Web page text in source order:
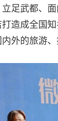
足武都、
造成全国
外的旅游、